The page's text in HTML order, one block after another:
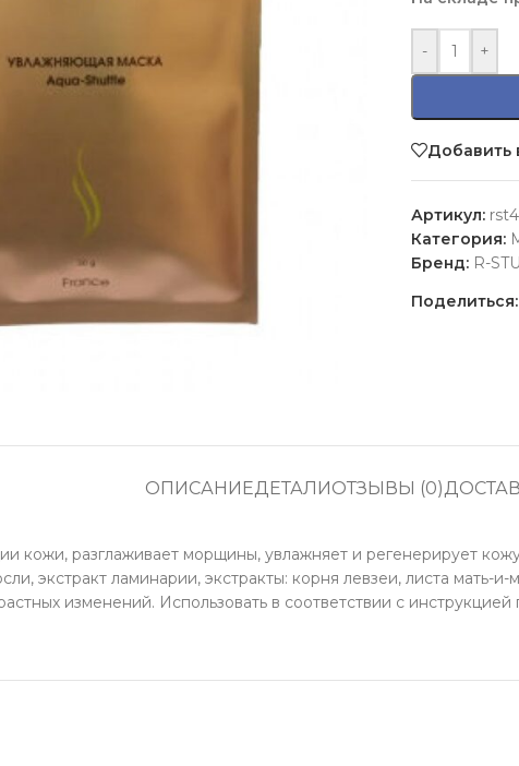
- +
Добавить
Артикул:
Категория:
Бренд: R-
Поделиться:
ОПИСАНИЕДЕТАЛИОТЗЫВЫ (0)
кожи, разглаживает морщины, увлажняет и регенерирует
экстракт ламинарии, экстракты: корня левзеи, листа
изменений. Использовать в соответствии с